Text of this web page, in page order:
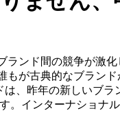
ンド間の競争が激
が古典的なブラン
、昨年の新しいブ
。インターナショ